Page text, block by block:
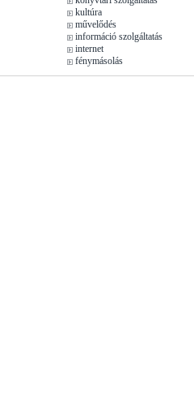
kultúra
művelődés
információ szolgáltatás
internet
fénymásolás